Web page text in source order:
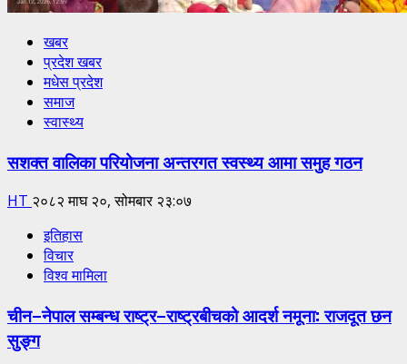
खबर
प्रदेश खबर
मधेस प्रदेश
समाज
स्वास्थ्य
सशक्त वालिका परियोजना अन्तरगत स्वस्थ्य आमा समुह गठन
HT २०८२ माघ २०, सोमबार २३:०७
इतिहास
विचार
विश्व मामिला
चीन–नेपाल सम्बन्ध राष्ट्र–राष्ट्रबीचको आदर्श नमूना: राजदूत छन
सुङ्ग